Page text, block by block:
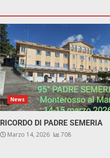
News
RICORDO DI PADRE SEMERIA
Marzo 14, 2026 708